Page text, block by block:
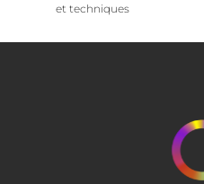
et techniques